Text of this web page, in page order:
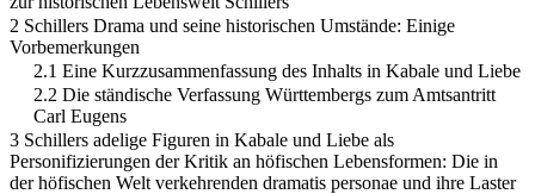
2 Schillers Drama und seine historischen Umstände: Einige
Vorbemerkungen
2.1 Eine Kurzzusammenfassung des Inhalts in Kabale und Liebe
2.2 Die ständische Verfassung Württembergs zum Amtsantritt
Carl Eugens
3 Schillers adelige Figuren in Kabale und Liebe als
Personifizierungen der Kritik an höfischen Lebensformen: Die in
der höfischen Welt verkehrenden dramatis personae und ihre Laster